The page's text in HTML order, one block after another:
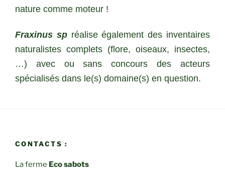
nature comme moteur !
Fraxinus spréalise également des inventaires
naturalistes complets (flore, oiseaux, insectes,
…) avec ou sans concours des acteurs
spécialisés dans le(s) domaine(s) en question.
CONTACTS :
La ferme Eco sabots